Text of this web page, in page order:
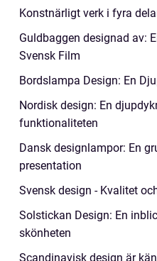
Konstnärligt verk i fyra
Guldbaggen designad av:
Svensk Film
Bordslampa Design: En
Nordisk design: En
funktionaliteten
Dansk designlampor: En
presentation
Svensk design - Kvalitet
Solstickan Design: En
skönheten
Scandinavisk design är